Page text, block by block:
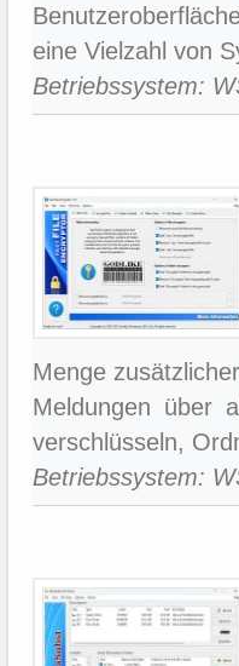
eine Vielzahl von
Betriebssystem:
Menge
Meldungen über
verschlüsseln,
Betriebssystem: